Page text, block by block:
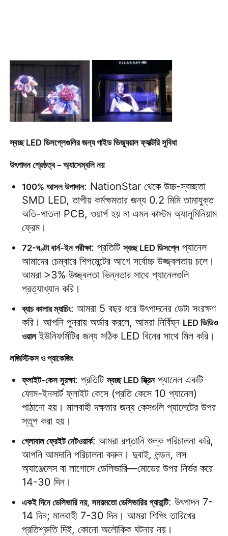
স্বচ্ছ LED ডিসপ্লেগুলির জন্য গাইড ভিজ্যুয়াল ফ্যাক্টরি সুবিধা
উৎপাদন শ্রেষ্ঠত্ব – অ্যাসেম্বলি নয়
100% আসল উপাদান: NationStar থেকে উচ্চ-স্বচ্ছতা
SMD LED, তাপীয় কর্মক্ষমতার জন্য 0.2 মিমি তামাযুক্ত
অতি-পাতলা PCB, ওয়ার্প হয় না এমন কাস্টম অ্যালুমিনিয়াম
ফ্রেম।
72-ঘণ্টা বার্ন-ইন পরীক্ষা: প্রতিটি স্বচ্ছ LED ডিসপ্লে প্যানেল
আমাদের চেম্বারে শিপমেন্টের আগে সর্বোচ্চ উজ্জ্বলতায় চলে।
আমরা >3% উজ্জ্বলতা ভিন্নতার সাথে প্যানেলগুলি
প্রত্যাখ্যান করি।
ব্যাচ কালার ম্যাচিং: আমরা 5 বছর ধরে উৎপাদনের ডেটা সংরক্ষণ
করি। আপনি পুনরায় অর্ডার করলে, আমরা নির্বিঘ্ন LED ভিডিও
ওয়াল ইউনিফর্মিটির জন্য সঠিক LED বিনের সাথে মিল করি।
লজিস্টিকস ও প্যাকেজিং
ফ্লাইট-কেস সুরক্ষা: প্রতিটি স্বচ্ছ LED স্ক্রিন প্যানেল একটি
ফোম-ইনসার্ট ফ্লাইট কেসে (প্রতি কেসে 10 প্যানেল)
পাঠানো হয়। মালবাহী দক্ষতার জন্য কেসগুলি প্যালেটের উপর
স্তূপ করা হয়।
গ্লোবাল ফ্রেইট নেটওয়ার্ক: আমরা রপ্তানি শুল্ক পরিচালনা করি,
আপনি আমদানি পরিচালনা করুন। দুবাই, লন্ডন, লস
অ্যাঞ্জেলেস বা লাগোসে ডেলিভারি—মোডের উপর নির্ভর করে
14-30 দিন।
একই দিনে ডেলিভারি নয়, সময়মতো ডেলিভারির গ্যারান্টি: উৎপাদন 7-
14 দিন; মালবাহী 7-30 দিন। আমরা শিপিং তারিখের
প্রতিশ্রুতি দিই, কোনো অলৌকিক ঘটনার নয়।